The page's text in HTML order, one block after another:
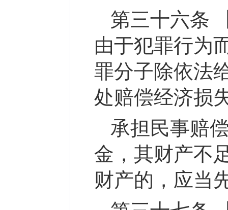
第三十六条
由于犯罪行为
罪分子除依法
处赔偿经济损
承担民事赔
金，其财产不
财产的，应当